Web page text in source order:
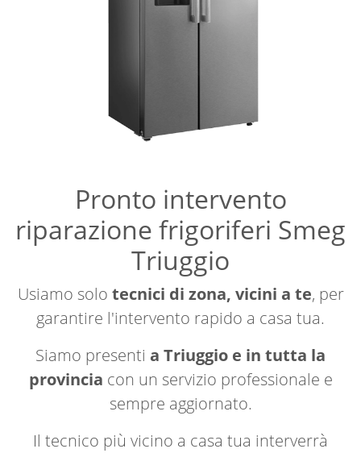
Pronto intervento
riparazione frigoriferi Smeg
Triuggio
Usiamo solo tecnici di zona, vicini a te, per
garantire l'intervento rapido a casa tua.
Siamo presenti a Triuggio e in tutta la
provincia con un servizio professionale e
sempre aggiornato.
Il tecnico più vicino a casa tua interverrà